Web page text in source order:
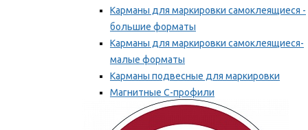
Карманы для маркировки самоклеящиеся -
большие форматы
Карманы для маркировки самоклеящиеся-
малые форматы
Карманы подвесные для маркировки
Магнитные С-профили
Напольная маркировка
Мы рекомендуем